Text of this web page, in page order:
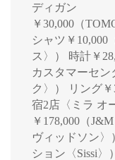
ディガン
￥30,000（
シャツ￥10,000
ス〉） 時計￥
カスタマーセン
ク〉） リング
宿2店〈ミラ オ
￥178,000（
ヴィッドソン〉
ション〈Sissi〉）